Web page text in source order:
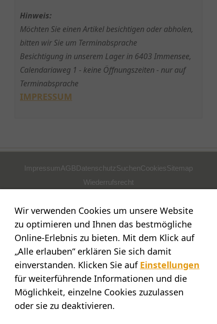
Hinweis:
Möchten Sie einen Artikel besichtigen oder abholen,
bitten wir Sie um Terminabsprache
Besichtigung in unserem Lager in 6403 Immensee,
Calendariaweg 1 - keine Öffnungszeiten - nur auf
Terminabsprache
IMPRESSUM
ImpressumAGBDatenschutzSuchenCookiesSitemap
Wiederrufsrecht
Nostalgie- & Geschenk Shop
Maja Schmid
Luzernerstr. 14
CH-6353 Weggis
SHOWROOM
STANDORT:
Calendariaweg 1
Wir verwenden Cookies um unsere Website
zu optimieren und Ihnen das bestmögliche
Online-Erlebnis zu bieten. Mit dem Klick auf
„Alle erlauben“ erklären Sie sich damit
einverstanden. Klicken Sie auf Einstellungen
für weiterführende Informationen und die
Möglichkeit, einzelne Cookies zuzulassen
oder sie zu deaktivieren.